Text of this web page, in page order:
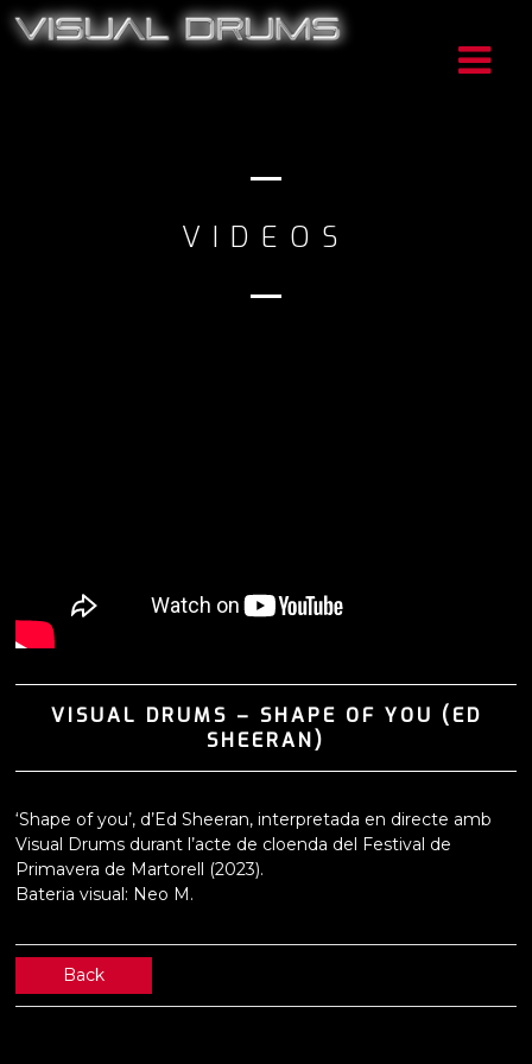
VIDEOS
VISUAL DRUMS – SHAPE OF YOU (ED
SHEERAN)
‘Shape of you’, d’Ed Sheeran, interpretada en directe amb
Visual Drums durant l’acte de cloenda del Festival de
Primavera de Martorell (2023).
Bateria visual: Neo M.
Back